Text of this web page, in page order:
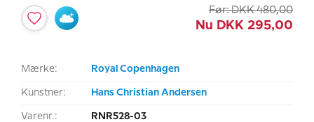
Før: DKK 480,00
Nu DKK 295,00
Mærke: Royal Copenhagen
Kunstner: Hans Christian Andersen
Varenr.: RNR528-03